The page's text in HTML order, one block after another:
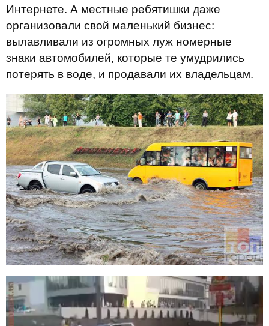
Интернете. А местные ребятишки даже
организовали свой маленький бизнес:
вылавливали из огромных луж номерные
знаки автомобилей, которые те умудрились
потерять в воде, и продавали их владельцам.